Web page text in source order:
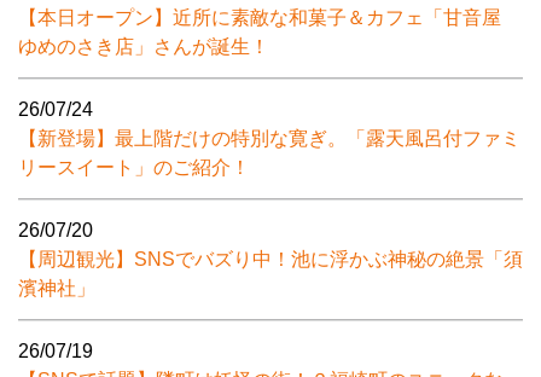
【本日オープン】近所に素敵な和菓子＆カフェ「甘音屋
ゆめのさき店」さんが誕生！
26/07/24
【新登場】最上階だけの特別な寛ぎ。「露天風呂付ファミ
リースイート」のご紹介！
26/07/20
【周辺観光】SNSでバズり中！池に浮かぶ神秘の絶景「須
濱神社」
26/07/19